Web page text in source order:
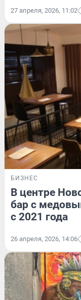
27 апреля, 2026, 11:02
БИЗНЕС
В центре
бар с
с 2021 года
26 апреля, 2026, 14:06